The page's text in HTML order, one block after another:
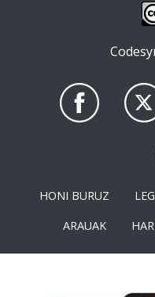
HONI BURUZ
ARAUAK